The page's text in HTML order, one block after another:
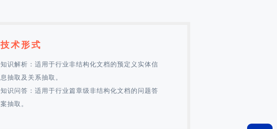
技术形式
知识解析：适用于行业非结构化文档的预定义实体信
息抽取及关系抽取。
知识问答：适用于行业篇章级非结构化文档的问题答
案抽取。